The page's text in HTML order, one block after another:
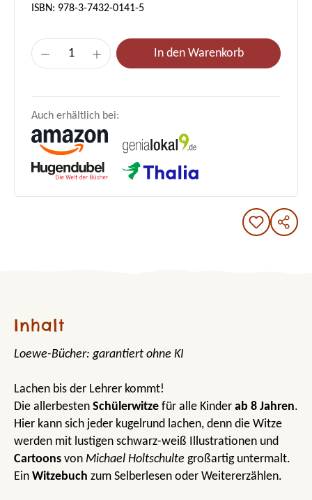
ISBN: 978-3-7432-0141-5
Produkt Anzahl: Gib den gewünschten
In den Warenkorb
Auch erhältlich bei:
Inhalt
Loewe-Bücher: garantiert ohne KI
Lachen bis der Lehrer kommt!
Die allerbesten Schülerwitze für alle Kinder ab 8 Jahren.
Hier kann sich jeder kugelrund lachen, denn die Witze
werden mit lustigen schwarz-weiß Illustrationen und
Cartoons von Michael Holtschulte großartig untermalt.
Ein Witzebuch zum Selberlesen oder Weitererzählen.